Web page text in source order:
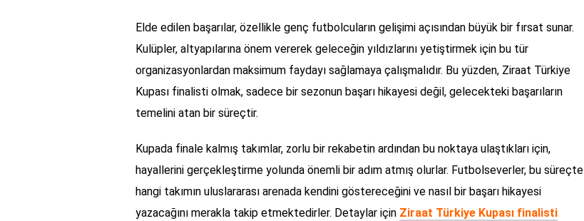
Elde edilen başarılar, özellikle genç futbolcuların gelişimi açısından büyük bir fırsat sunar.
Kulüpler, altyapılarına önem vererek geleceğin yıldızlarını yetiştirmek için bu tür
organizasyonlardan maksimum faydayı sağlamaya çalışmalıdır. Bu yüzden, Ziraat Türkiye
Kupası finalisti olmak, sadece bir sezonun başarı hikayesi değil, gelecekteki başarıların
temelini atan bir süreçtir.
Kupada finale kalmış takımlar, zorlu bir rekabetin ardından bu noktaya ulaştıkları için,
hayallerini gerçekleştirme yolunda önemli bir adım atmış olurlar. Futbolseverler, bu süreçte
hangi takımın uluslararası arenada kendini göstereceğini ve nasıl bir başarı hikayesi
yazacağını merakla takip etmektedirler. Detaylar için Ziraat Türkiye Kupası finalisti